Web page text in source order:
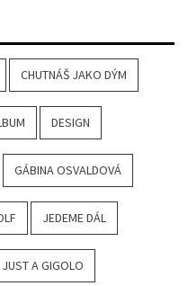
CHUTNÁŠ JAKO DÝM
DESIGN
GÁBINA OSVALDOVÁ
JEDEME DÁL
JUST A GIGOLO